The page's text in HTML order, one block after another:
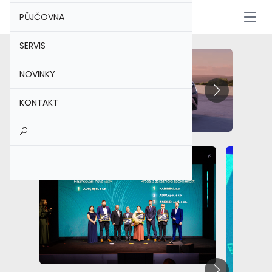
PŮJČOVNA
SERVIS
NOVINKY
KONTAKT